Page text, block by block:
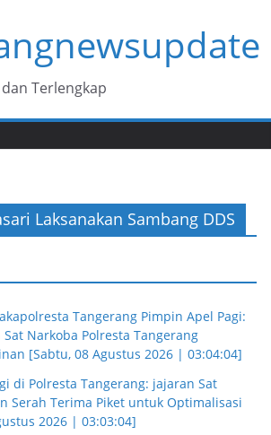
Terlengkap
Laksanakan Sambang DDS
Tangerang Pimpin Apel Pagi:
Narkoba Polresta Tangerang
[Sabtu, 08 Agustus 2026 | 03:04:04]
di Polresta Tangerang: jajaran Sat
Serah Terima Piket untuk Optimalisasi
2026 | 03:03:04]